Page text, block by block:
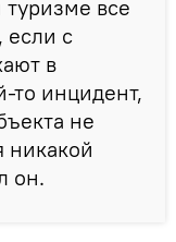
все
если с
в
то инцидент,
не
никакой
он.